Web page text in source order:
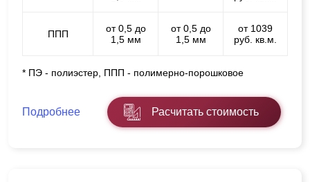
ППП
от 0,5 до
1,5 мм
от 0,5 до
1,5 мм
от 1039
руб. кв.м.
* ПЭ - полиэстер, ППП - полимерно-порошковое
Подробнее Расчитать стоимость